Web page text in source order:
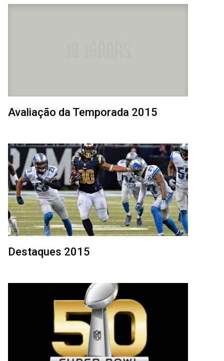
Avaliação da Temporada 2015
Destaques 2015